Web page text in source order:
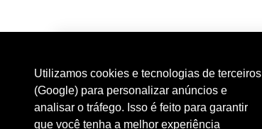
Utilizamos cookies e tecnologias de terceiros
(Google) para personalizar anúncios e
analisar o tráfego. Isso é feito para garantir
que você tenha a melhor experiência